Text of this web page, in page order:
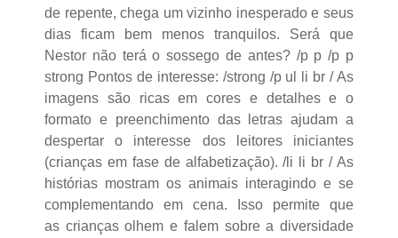
de repente, chega um vizinho inesperado e seus
dias ficam bem menos tranquilos. Será que
Nestor não terá o sossego de antes? /p p /p p
strong Pontos de interesse: /strong /p ul li br / As
imagens são ricas em cores e detalhes e o
formato e preenchimento das letras ajudam a
despertar o interesse dos leitores iniciantes
(crianças em fase de alfabetização). /li li br / As
histórias mostram os animais interagindo e se
complementando em cena. Isso permite que
as crianças olhem e falem sobre a diversidade